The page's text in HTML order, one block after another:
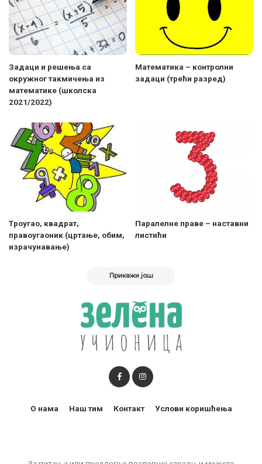
Задаци и решења са
окружног такмичења из
математике (школска
2021/2022)
Maтематика – контролни
задаци (трећи разред)
Tроугао, квадрат,
правоугаоник (цртање, обим,
израчунавање)
Паралелне праве – наставни
листићи
Прикажи још
О нама Наш тим Контакт Услови коришћења